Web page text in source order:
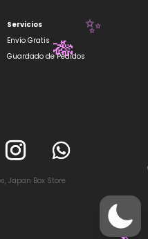
Servicios
Envío Gratis
Guardado de Pedidos
Japan Box Store
✨
🎋